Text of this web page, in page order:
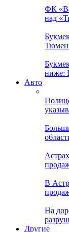
ФК
над
ниже:
Авто
В
На
Другие